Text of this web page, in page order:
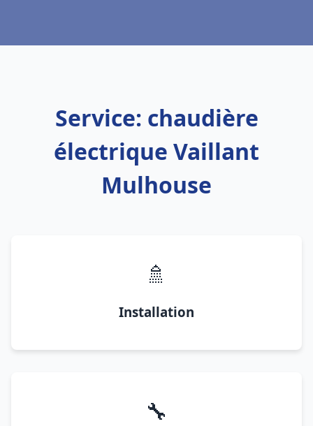
Service: chaudière
électrique Vaillant
Mulhouse
🚿
Installation
🔧